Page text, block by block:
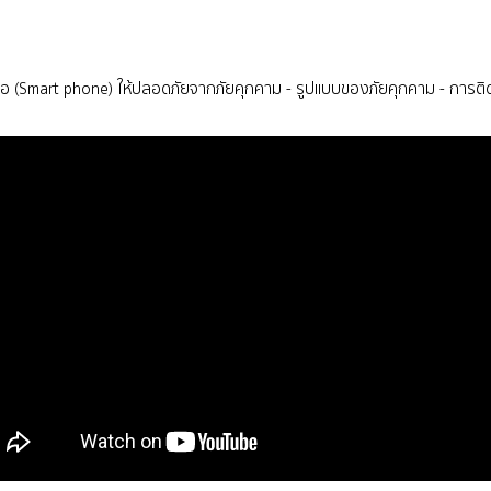
(Smart phone) ให้ปลอดภัยจากภัยคุกคาม - รูปแบบของภัยคุกคาม - การ